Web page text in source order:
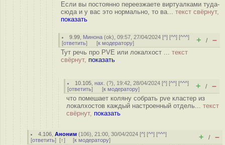
Если вы постоянно переезжаете виртуалками туда-
сюда и у вас это нормально, то ва... текст свёрнут,
показать
9.99 Минона (ok), 09:57, 27/04/2024 [^] [^^] [^^^]
[ответить] [к модератору] + / –
Тут речь про PVE или локалхост ... текст
свёрнут, показать
10.105 ,нах. (?), 19:42, 28/04/2024 [^] [^^] [^^^]
[ответить] [к модератору] + / –
что помешает коляну собрать pve кластер из
локалхостов каждый настроенный отдель... текст
свёрнут, показать
4.106 ,Аноним (106), 21:00, 30/04/2024 [^] [^^] [^^^]
[ответить] [↑] [к модератору] + / –